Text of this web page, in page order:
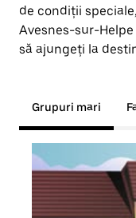
de condiții
Avesnes-sur-
să ajungeți la
Grupuri mari